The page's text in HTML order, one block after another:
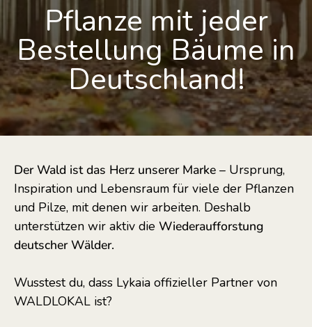
Pflanze mit jeder
Bestellung Bäume in
Deutschland!
Der Wald ist das Herz unserer Marke – Ursprung,
Inspiration und Lebensraum für viele der Pflanzen
und Pilze, mit denen wir arbeiten. Deshalb
unterstützen wir aktiv die Wiederaufforstung
deutscher Wälder.
Wusstest du, dass Lykaia offizieller Partner von
WALDLOKAL ist?